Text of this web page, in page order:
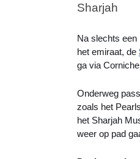
Sharjah
Na slechts
het emiraat, de
ga via
Onderweg
zoals het
het Sharjah
weer op pad